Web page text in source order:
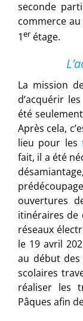
seconde
commerce
1erétage.
La mission
d’acquérir
été
Après cela,
lieu pour les
fait, il a été
ouvertures
itinéraires de
réseaux
le 19 avril
au début des
scolaires
réaliser les
Pâques afin